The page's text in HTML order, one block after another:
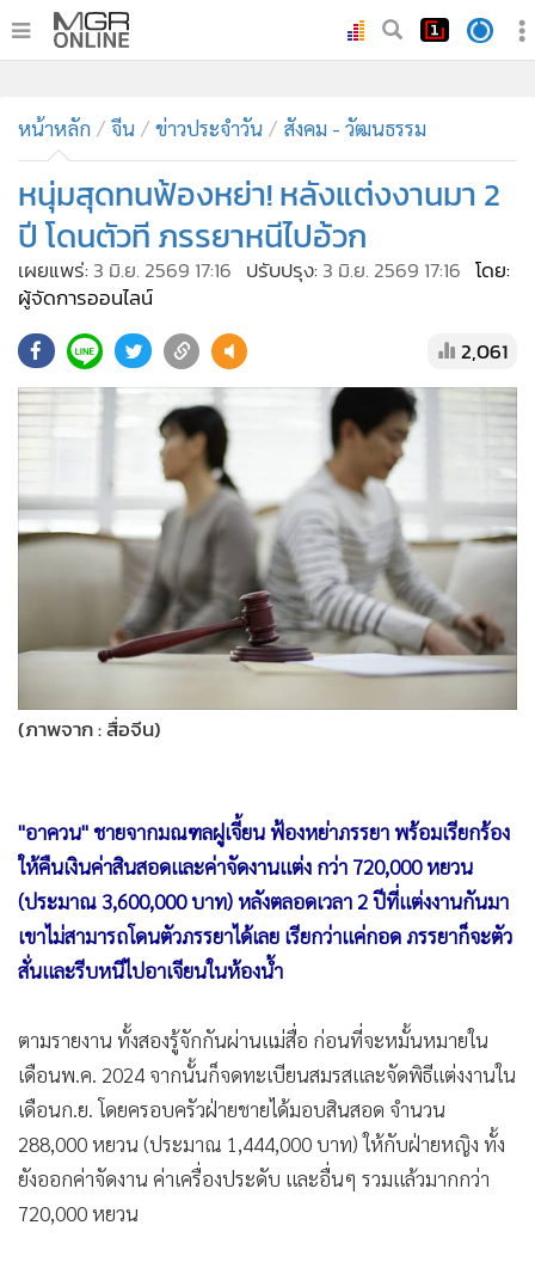
• ทันเหตุการณ์
• ภาคใต้
• ภูมิภาค
• Online Section
• บันเทิง
• ผู้จัดการรายวัน
• คอลัมนิสต์
• ละคร
• CbizReview
•
• ผู้จัดกวน
• Good health & Well-being
Green Innovation & SD
Management & HR
• MGR Live
• การเมือง
• ต่างประเทศ
• Special Scoop
• เศรษฐกิจ-ธุรกิจ
• จีน
• ชุมชน-คุณภาพชีวิต
อาชญากรรม
• Motoring
• เกม
•
• หุ้น
หน้าหลัก จีน ข่าวประจำวัน สังคม - วัฒนธรรม
หนุ่มสุดทนฟ้องหย่า! หลังแต่งงานมา 2
ปี โดนตัวที ภรรยาหนีไปอ้วก
เผยแพร่: 3 มิ.ย. 2569 17:16 3 มิ.ย. 2569 17:16
โดย:
ผู้จัดการออนไลน์
(ภาพจาก : สื่อจีน)
"อาควน" ชายจากมณฑลฝูเจี้ยน ฟ้องหย่าภรรยา พร้อมเรียกร้อง
(ประมาณ 3,600,000 บาท) หลังตลอดเวลา 2 ปีที่แต่งงานกันมา
เขาไม่สามารถโดนตัวภรรยาได้เลย เรียกว่าแค่กอด ภรรยาก็จะตัว
สั่นและรีบหนีไปอาเจียนในห้องน้ำ
ตามรายงาน ทั้งสองรู้จักกันผ่านแม่สื่อ ก่อนที่จะหมั้นหมายใน
เดือนพ.ค. 2024 จากนั้นก็จดทะเบียนสมรสและจัดพิธีแต่งงานใน